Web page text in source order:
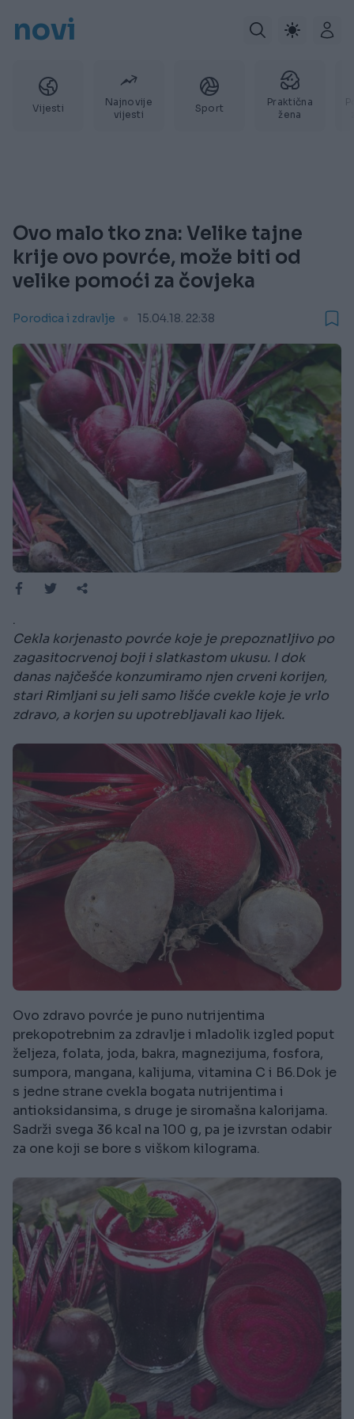
novi
Vijesti
Najnovije
vijesti
Sport
Praktična
žena
Ovo malo tko zna: Velike tajne
krije ovo povrće, može biti od
velike pomoći za čovjeka
Porodica i zdravlje 15.04.18. 22:38
.
Cekla korjenasto povrće koje je prepoznatljivo po
zagasitocrvenoj boji i slatkastom ukusu. I dok
danas najčešće konzumiramo njen crveni korijen,
stari Rimljani su jeli samo lišće cvekle koje je vrlo
zdravo, a korjen su upotrebljavali kao lijek.
Ovo zdravo povrće je puno nutrijentima
prekopotrebnim za zdravlje i mladolik izgled poput
željeza, folata, joda, bakra, magnezijuma, fosfora,
sumpora, mangana, kalijuma, vitamina C i B6.Dok je
s jedne strane cvekla bogata nutrijentima i
antioksidansima, s druge je siromašna kalorijama.
Sadrži svega 36 kcal na 100 g, pa je izvrstan odabir
za one koji se bore s viškom kilograma.